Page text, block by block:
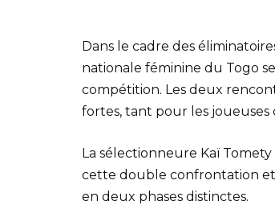
Dans le cadre des
nationale féminine du Togo
compétition. Les deux
fortes, tant pour les
La sélectionneure Kaï
cette double confrontation
en deux phases distinctes.